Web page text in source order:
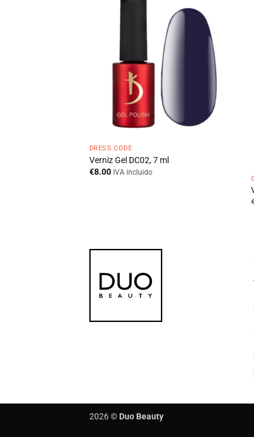
DRESS CODE
Verniz Gel DC02, 7 ml
€8.00 IVA incluido
2026 © Duo Beauty